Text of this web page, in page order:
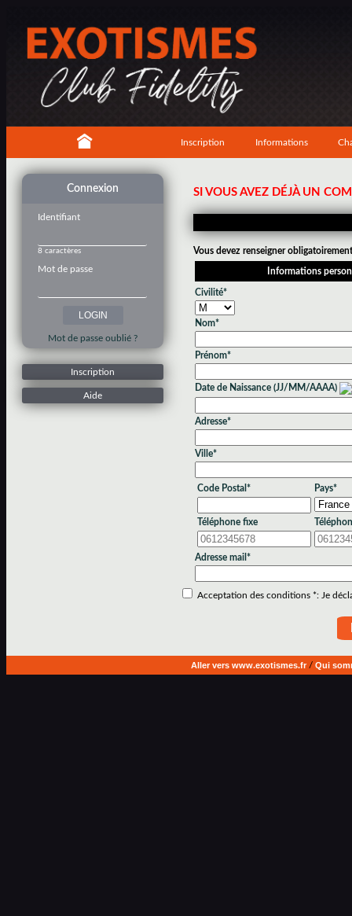
Inscription Informations
Connexion
Identifiant
8 caractères
Mot de passe
Mot de passe oublié ?
Inscription
Aide
SI VOUS AVEZ DÉJÀ UN
Vous devez renseigner
Informations
Civilité*
Nom*
Prénom*
Date de Naissance (JJ/MM/AAAA)
Adresse*
Ville*
Code Postal* Pays*
Téléphone fixe
Adresse mail*
Acceptation des conditions *: Je
Aller vers www.exotismes.fr/ Qui